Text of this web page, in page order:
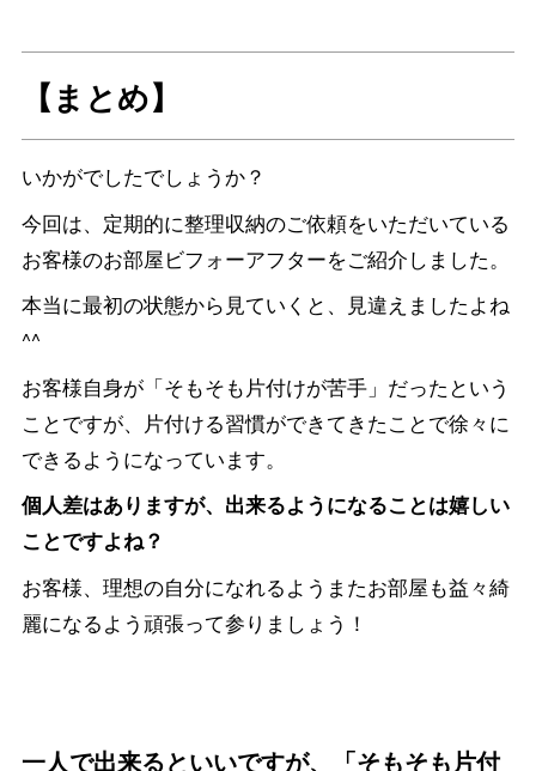
【まとめ】
いかがでしたでしょうか？
今回は、定期的に整理収納のご依頼をいただいている
お客様のお部屋ビフォーアフターをご紹介しました。
本当に最初の状態から見ていくと、見違えましたよね
^^
お客様自身が「そもそも片付けが苦手」だったという
ことですが、片付ける習慣ができてきたことで徐々に
できるようになっています。
個人差はありますが、出来るようになることは嬉しい
ことですよね？
お客様、理想の自分になれるようまたお部屋も益々綺
麗になるよう頑張って参りましょう！
一人で出来るといいですが、「そもそも片付